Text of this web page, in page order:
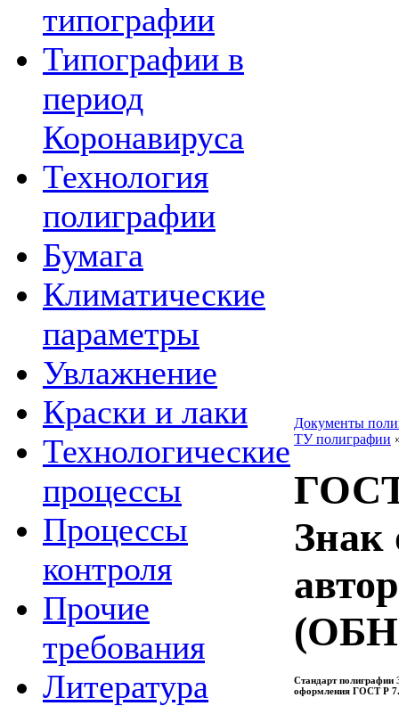
типографии
Типографии в
период
Коронавируса
Технология
полиграфии
Бумага
Климатические
параметры
Увлажнение
Краски и лаки
Технологические
процессы
Процессы
контроля
Прочие
требования
Литература
Документы
ТУ полиграфии
ГОСТ
Знак
Стандарт полиграфии
оформления ГОСТ Р